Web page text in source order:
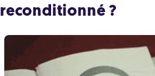
reconditionné ?